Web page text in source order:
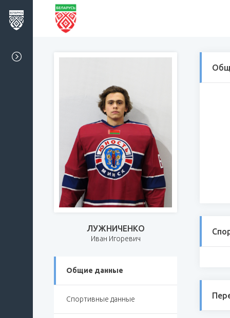
ЛУЖНИЧЕНКО
Иван Игоревич
Общие данные
Спортивные данные